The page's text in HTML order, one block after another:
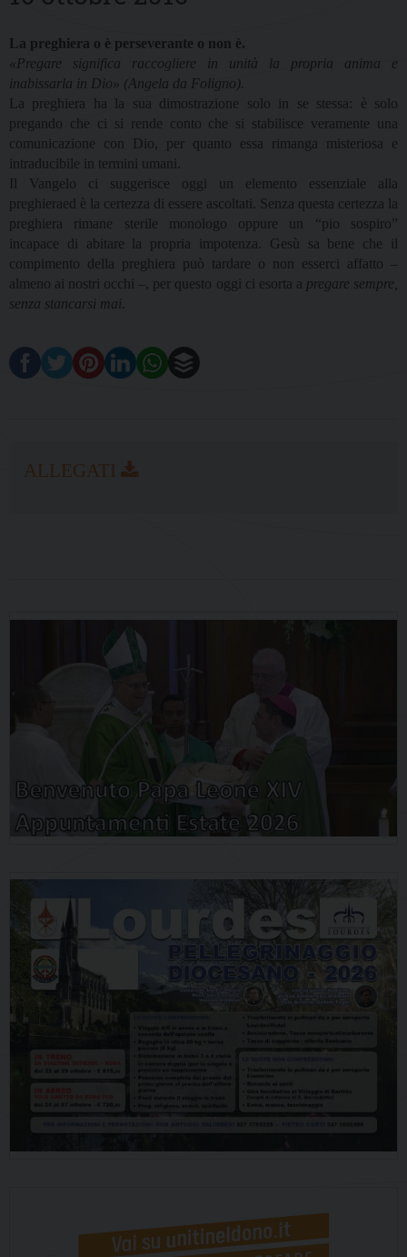
La preghiera o è perseverante o non è.
«Pregare significa raccogliere in unità la propria anima e
inabissarla in Dio» (Angela da Foligno).
La preghiera ha la sua dimostrazione solo in se stessa: è solo
pregando che ci si rende conto che si stabilisce veramente una
comunicazione con Dio, per quanto essa rimanga misteriosa e
intraducibile in termini umani.
Il Vangelo ci suggerisce oggi un elemento essenziale alla
preghieraed è la certezza di essere ascoltati. Senza questa certezza la
preghiera rimane sterile monologo oppure un “pio sospiro”
incapace di abitare la propria impotenza. Gesù sa bene che il
compimento della preghiera può tardare o non esserci affatto –
almeno ai nostri occhi –, per questo oggi ci esorta a pregare sempre,
senza stancarsi mai